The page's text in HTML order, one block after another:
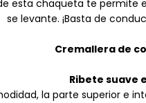
esta chaqueta te
se levante. ¡Basta de
Cremallera de
Ribete suave
la parte superior e